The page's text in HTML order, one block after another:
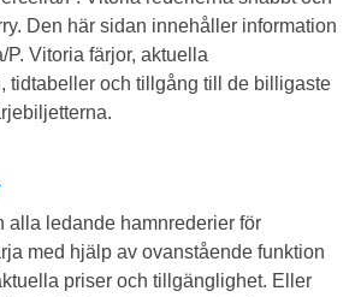
Den här sidan innehåller information
P. Vitoria färjor, aktuella
tidtabeller och tillgång till de billigaste
alla ledande hamnrederier för
med hjälp av ovanstående funktion
priser och tillgänglighet. Eller